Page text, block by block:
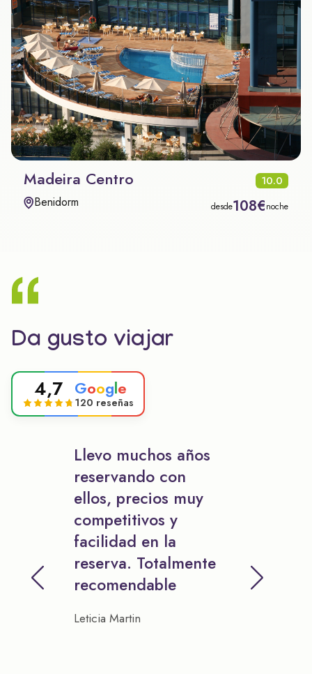
Madeira Centro 10.0
Benidorm desde108€noche
Da gusto viajar
4,7 Google
120 reseñas
Llevo muchos años
reservando con
ellos, precios muy
competitivos y
facilidad en la
reserva. Totalmente
recomendable
Leticia Martin